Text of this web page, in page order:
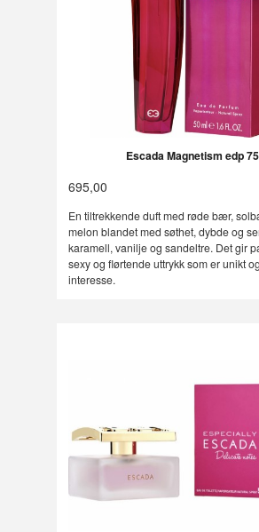
Escada Magnetism edp
695,00
En tiltrekkende duft med røde bær,
melon blandet med søthet, dybde og
karamell, vanilje og sandeltre. Det gir
sexy og flørtende uttrykk som er unikt
interesse.